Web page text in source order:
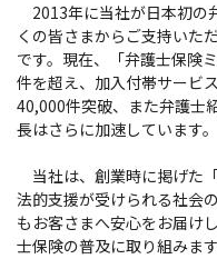
2013年に当社が日本初の
くの皆さまからご支持いた
です。現在、「弁護士保険
件を超え、加入付帯サービ
40,000件突破、また弁護士
長はさらに加速しています。
当社は、創業時に掲げた
法的支援が受けられる社会
もお客さまへ安心をお届け
士保険の普及に取り組みます